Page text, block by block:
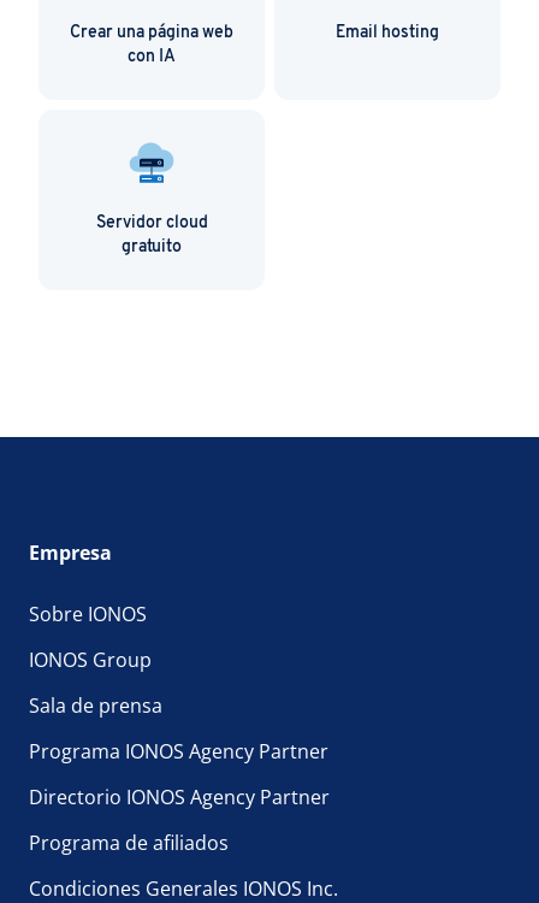
Crear una página web
con IA
Email hosting
Servidor cloud
gratuito
Empresa
Sobre IONOS
IONOS Group
Sala de prensa
Programa IONOS Agency Partner
Directorio IONOS Agency Partner
Programa de afiliados
Condiciones Generales IONOS Inc.